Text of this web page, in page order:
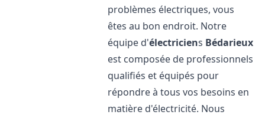
problèmes électriques, vous
êtes au bon endroit. Notre
équipe d'électriciens Bédarieux
est composée de professionnels
qualifiés et équipés pour
répondre à tous vos besoins en
matière d'électricité. Nous